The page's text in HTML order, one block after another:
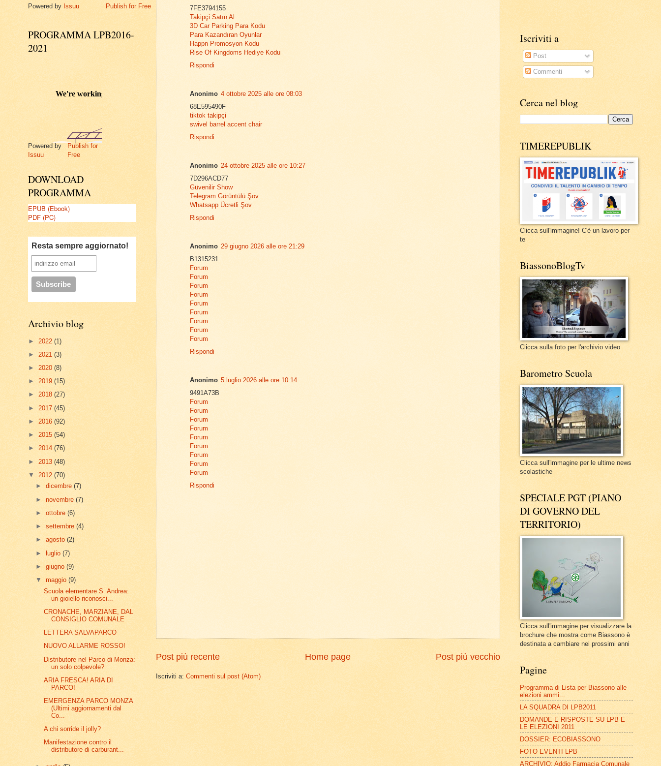
7FE3794155
Takipçi Satın Al
3D Car Parking Para Kodu
Para Kazandıran Oyunlar
Happn Promosyon Kodu
Rise Of Kingdoms Hediye Kodu
Rispondi
Anonimo 4 ottobre 2025 alle ore 08:03
68E595490F
tiktok takipçi
swivel barrel accent chair
Rispondi
Anonimo 24 ottobre 2025 alle ore 10:27
7D296ACD77
Güvenilir Show
Telegram Görüntülü Şov
Whatsapp Ücretli Şov
Rispondi
Anonimo 29 giugno 2026 alle ore 21:29
B1315231
Forum
Forum
Forum
Forum
Forum
Forum
Forum
Forum
Forum
Rispondi
Anonimo 5 luglio 2026 alle ore 10:14
9491A73B
Forum
Forum
Forum
Forum
Forum
Forum
Forum
Forum
Forum
Rispondi
Post più recente Post più vecchio
Home page
Iscriviti a: Commenti sul post (Atom)
Powered by Issuu Publish for Free
PROGRAMMA LPB2016-
2021
Powered by
Issuu
Publish for
Free
DOWNLOAD
PROGRAMMA
EPUB (Ebook)
PDF (PC)
Resta sempre aggiornato!
Archivio blog
► 2022 (1)
► 2021 (3)
► 2020 (8)
► 2019 (15)
► 2018 (27)
► 2017 (45)
► 2016 (92)
► 2015 (54)
► 2014 (76)
► 2013 (48)
▼ 2012 (70)
►dicembre(7)
►novembre(7)
►ottobre(6)
►settembre(4)
►agosto(2)
► luglio(7)
►giugno(9)
▼maggio(9)
Scuola elementare S. Andrea:
un gioiello riconosci...
CRONACHE, MARZIANE, DAL
CONSIGLIO COMUNALE
LETTERA SALVAPARCO
NUOVO ALLARME ROSSO!
Distributore nel Parco di Monza:
un solo colpevole?
ARIA FRESCA! ARIA DI
PARCO!
EMERGENZA PARCO MONZA
(Ultimi aggiornamenti dal
Co...
A chi sorride il jolly?
Manifestazione contro il
distributore di carburant...
Iscriviti a
Post
Commenti
Cerca nel blog
TIMEREPUBLIK
Clicca sull'immagine! C'è un lavoro per
te
BiassonoBlogTv
Clicca sulla foto per l'archivio video
Barometro Scuola
Clicca sull'immagine per le ultime news
scolastiche
SPECIALE PGT (PIANO
DI GOVERNO DEL
TERRITORIO)
Clicca sull'immagine per visualizzare la
brochure che mostra come Biassono è
destinata a cambiare nei prossimi anni
Pagine
Programma di Lista per Biassono alle
elezioni ammi...
LA SQUADRA DI LPB2011
DOMANDE E RISPOSTE SU LPB E
LE ELEZIONI 2011
DOSSIER: ECOBIASSONO
FOTO EVENTI LPB
ARCHIVIO: Addio Farmacia Comunale